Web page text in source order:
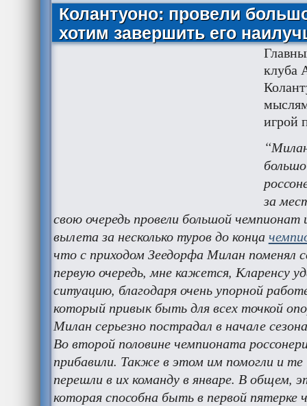
Колантуоно: провели
хотим завершить его
клуба
игрой
за
свою очередь провели большой чемпионат
вылета за несколько туров до конца
что с приходом Зеедорфа Милан поменял
первую очередь, мне кажется, Кларенсу
ситуацию, благодаря очень упорной
который привык быть для всех точкой
Милан серьезно пострадал в начале
Во второй половине чемпионата
прибавили. Также в этом им помогли и те
перешли в их команду в январе. В общем,
которая способна быть в первой пятерке